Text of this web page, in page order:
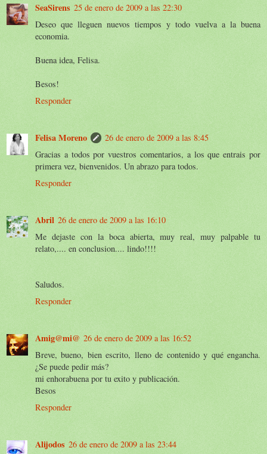
SeaSirens 25 de enero de 2009 a las 22:30
Deseo que lleguen nuevos tiempos y todo vuelva a la buena
economia.
Buena idea, Felisa.
Besos!
Responder
Felisa Moreno
26 de enero de 2009 a las 8:45
Gracias a todos por vuestros comentarios, a los que entrais por
primera vez, bienvenidos. Un abrazo para todos.
Responder
Abril 26 de enero de 2009 a las 16:10
Me dejaste con la boca abierta, muy real, muy palpable tu
relato,.... en conclusion.... lindo!!!!
Saludos.
Responder
Amig@mi@ 26 de enero de 2009 a las 16:52
Breve, bueno, bien escrito, lleno de contenido y qué engancha.
¿Se puede pedir más?
mi enhorabuena por tu exito y publicación.
Besos
Responder
Alijodos 26 de enero de 2009 a las 23:44